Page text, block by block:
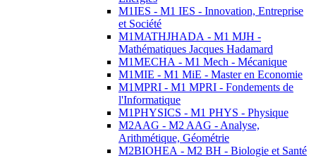
M1IES - M1 IES - Innovation, Entreprise
et Société
M1MATHJHADA - M1 MJH -
Mathématiques Jacques Hadamard
M1MECHA - M1 Mech - Mécanique
M1MIE - M1 MiE - Master en Economie
M1MPRI - M1 MPRI - Fondements de
l'Informatique
M1PHYSICS - M1 PHYS - Physique
M2AAG - M2 AAG - Analyse,
Arithmétique, Géométrie
M2BIOHEA - M2 BH - Biologie et Santé